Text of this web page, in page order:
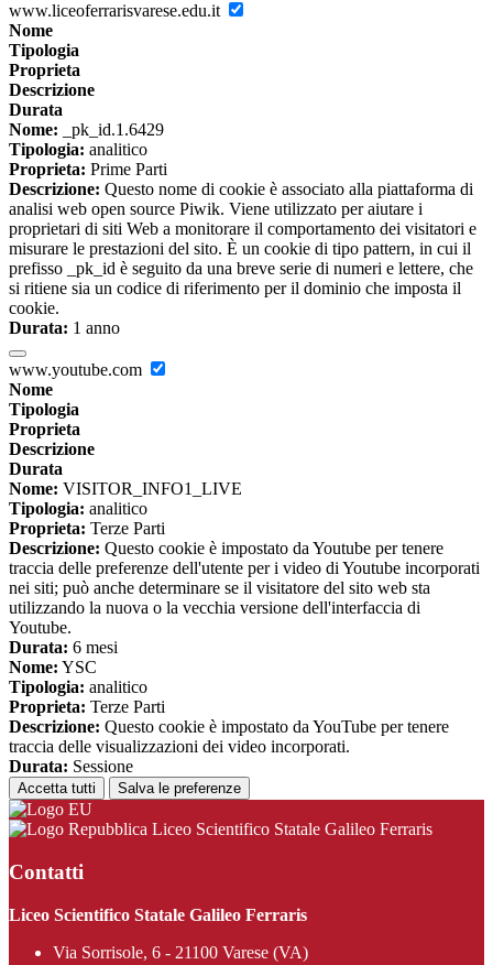
www.liceoferrarisvarese.edu.it
Nome
Tipologia
Proprieta
Descrizione
Durata
Nome: _pk_id.1.6429
Tipologia: analitico
Proprieta: Prime Parti
Descrizione: Questo nome di cookie è associato alla piattaforma di
analisi web open source Piwik. Viene utilizzato per aiutare i
proprietari di siti Web a monitorare il comportamento dei visitatori e
misurare le prestazioni del sito. È un cookie di tipo pattern, in cui il
prefisso _pk_id è seguito da una breve serie di numeri e lettere, che
si ritiene sia un codice di riferimento per il dominio che imposta il
cookie.
Durata: 1 anno
www.youtube.com
Nome
Tipologia
Proprieta
Descrizione
Durata
Nome: VISITOR_INFO1_LIVE
Tipologia: analitico
Proprieta: Terze Parti
Descrizione: Questo cookie è impostato da Youtube per tenere
traccia delle preferenze dell'utente per i video di Youtube incorporati
nei siti; può anche determinare se il visitatore del sito web sta
utilizzando la nuova o la vecchia versione dell'interfaccia di
Youtube.
Durata: 6 mesi
Nome: YSC
Tipologia: analitico
Proprieta: Terze Parti
Descrizione: Questo cookie è impostato da YouTube per tenere
traccia delle visualizzazioni dei video incorporati.
Durata: Sessione
Accetta tutti Salva le preferenze
Liceo Scientifico Statale Galileo Ferraris
Contatti
Liceo Scientifico Statale Galileo Ferraris
Via Sorrisole, 6 - 21100 Varese (VA)